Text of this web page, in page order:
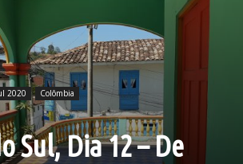
2020 Colômbia
Sul, Dia 12 – De